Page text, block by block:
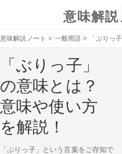
意味解
意味解説ノート > 一般用語 > 「ぶりっ
「ぶりっ子」
の意味とは？
意味や使い方
を解説！
「ぶりっ子」という言葉をご存知で